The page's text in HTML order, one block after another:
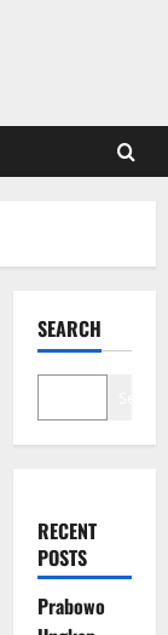
SEARCH
RECENT
POSTS
Prabowo